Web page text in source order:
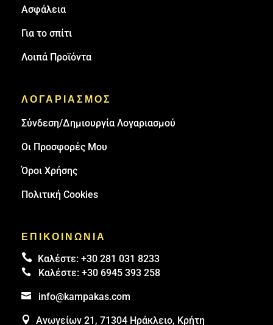
Ασφάλεια
Για το σπίτι
Λοιπά Προϊόντα
ΛΟΓΑΡΙΑΣΜΟΣ
Σύνδεση/Δημιουργία Λογαριασμού
Οι Προσφορές Μου
Όροι Χρήσης
Πολιτική Cookies
ΕΠΙΚΟΙΝΩΝΙΑ
 Καλέστε: +30 281 031 8233
 Καλέστε: +30 6945 393 258
 info@kampakas.com
 Ανωγείων 21, 71304 Ηράκλειο, Κρήτη